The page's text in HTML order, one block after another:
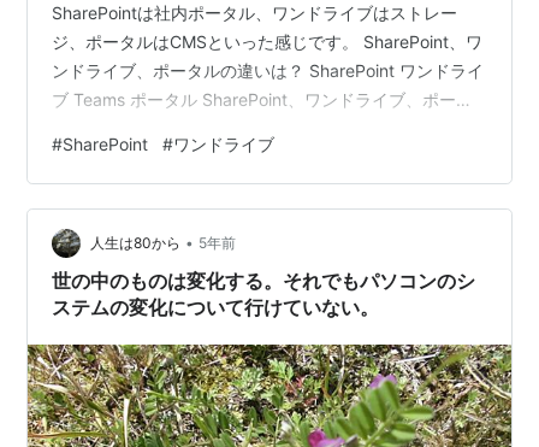
SharePointは社内ポータル、ワンドライブはストレー
ジ、ポータルはCMSといった感じです。 SharePoint、ワ
ンドライブ、ポータルの違いは？ SharePoint ワンドライ
ブ Teams ポータル SharePoint、ワンドライブ、ポータ
グループウェアと呼ばれるものに近いです。 イベント日
程管理、チームのタスクを共有、ファイルを共有など、
チームでの情報共有などがそろっており、必要なパーツ
をサイトに貼り付けて使用します。 ワンドライブ ワンド
ライブは、その名の通り「…
#SharePoint #ワンドライブ
人生は80から • 5年前
世の中のものは変化する。それでもパソコンのシ
ステムの変化について行けていない。